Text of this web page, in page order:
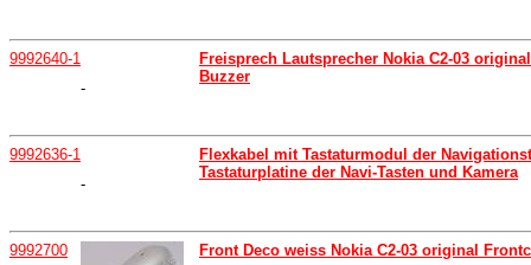
9992640-1
-
Freisprech Lautsprecher Nokia C2-03
Buzzer
9992636-1
-
Flexkabel mit Tastaturmodul der
Tastaturplatine der Navi-Tasten und Kamera
9992700 Front Deco weiss Nokia C2-03 original